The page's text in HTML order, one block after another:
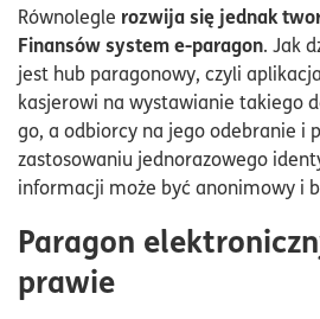
Równolegle rozwija się jednak
Finansów system e-paragon. Jak
jest hub paragonowy, czyli
kasjerowi na wystawianie takiego
go, a odbiorcy na jego odebranie i
zastosowaniu jednorazowego
informacji może być anonimowy i
Paragon
prawie